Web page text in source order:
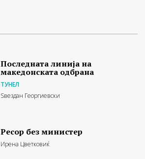
Последната линија на
македонската одбрана
ТУНЕЛ
Ѕвездан Георгиевски
Ресор без министер
Ирена Цветковиќ